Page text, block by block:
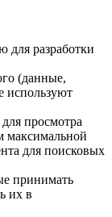
для разработки
(данные,
используют
просмотра
максимальной
для поисковых
принимать
их в